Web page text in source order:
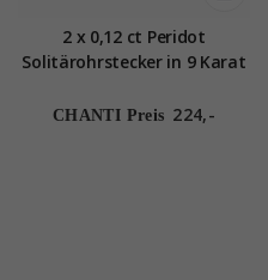
2 x 0,12 ct Peridot
Solitärohrstecker in 9 Karat
CHANTI Preis 224,-